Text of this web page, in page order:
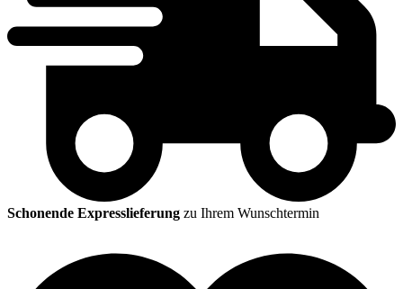
Schonende Expresslieferung zu Ihrem Wunschtermin